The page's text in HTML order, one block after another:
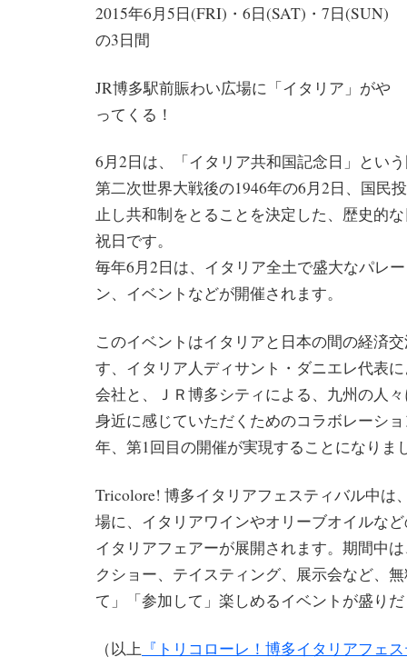
2015年6月5日(FRI)・6日(SAT)・7日(SUN)
の3日間
JR博多駅前賑わい広場に「イタリア」がや
ってくる！
6月2日は、「イタリア共和国記念日」とい
第二次世界大戦後の1946年の6月2日、国民
止し共和制をとることを決定した、歴史的
祝日です。
毎年6月2日は、イタリア全土で盛大なパレ
ン、イベントなどが開催されます。
このイベントはイタリアと日本の間の経済
す、イタリア人ディサント・ダニエレ代表
会社と、ＪＲ博多シティによる、九州の人
身近に感じていただくためのコラボレーシ
年、第1回目の開催が実現することになりま
Tricolore! 博多イタリアフェスティバル中は
場に、イタリアワインやオリーブオイルな
イタリアフェアーが展開されます。期間中
クショー、テイスティング、展示会など、
て」「参加して」楽しめるイベントが盛り
（以上 『トリコローレ！博多イタリアフェ